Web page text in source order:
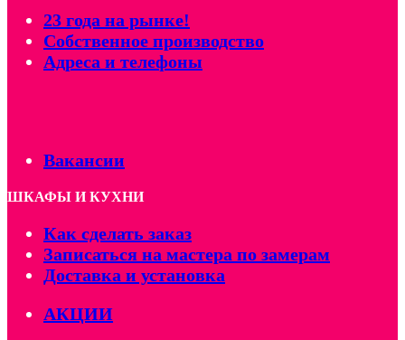
23 года на рынке!
Собственное производство
Адреса и телефоны
Вакансии
ШКАФЫ И КУХНИ
Как сделать заказ
Записаться на мастера по замерам
Доставка и установка
АКЦИИ